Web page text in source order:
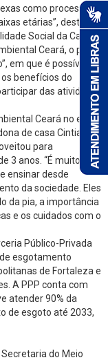
como processos
etárias”, destaca
Social da Cagece.
Ceará, o público
em que é possível
benefícios do
das atividades
Ceará no evento
de casa Cintia Silva
para
3 anos. “É muito
ensinar desde
da sociedade. Eles
da pia, a importância
e os cuidados com o
Público-Privada
esgotamento
de Fortaleza e
A PPP conta com
atender 90% da
de esgoto até 2033,
do Meio